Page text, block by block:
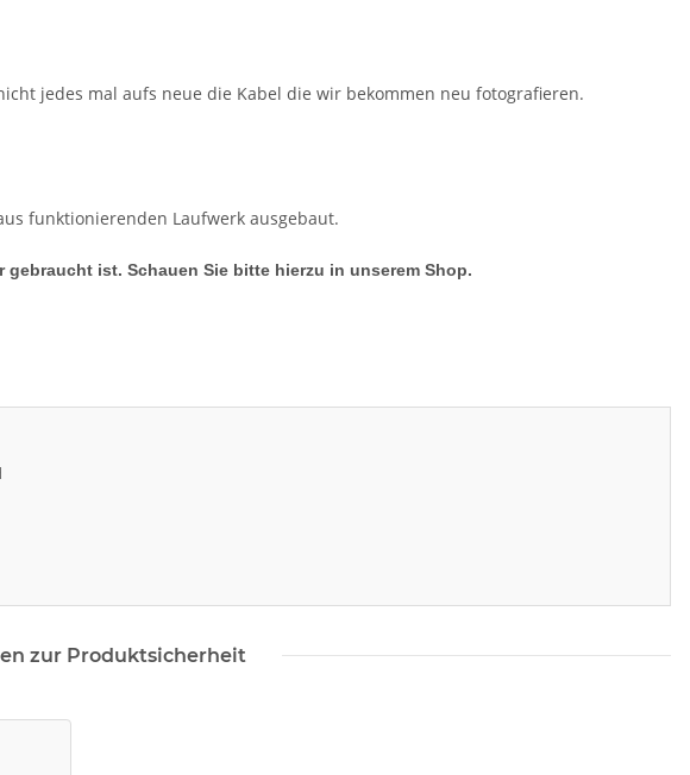
jedes mal aufs neue die Kabel die wir bekommen neu fotografieren.
funktionierenden Laufwerk ausgebaut.
ist. Schauen Sie bitte hierzu in unserem Shop.
zur Produktsicherheit